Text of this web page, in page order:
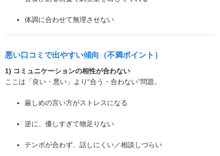
体調に合わせて無理させない
悪い口コミで出やすい傾向（不満ポイント）
1) コミュニケーションの相性が合わない
ここは「良い・悪い」より“合う・合わない”問題。
厳しめの言い方がストレスになる
逆に、優しすぎて物足りない
テンポが合わず、話しにくい／相談しづらい